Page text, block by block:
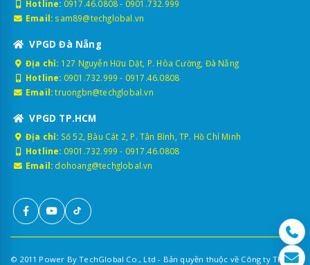
Hotline: 0917.46.0808- 0901.732.999
Email: sam89@techglobal.vn
VPGD Đà Nẵng
Địa chỉ: 127 Nguyễn Hữu Dật, P. Hòa Cường, Đà Nẵng
Hotline: 0901.732.999 - 0917.46.0808
Email: truongbn@techglobal.vn
VPGD TP.HCM
Địa chỉ: Số 52, Bàu Cát 2, P. Tân Bình, TP. Hồ Chí Minh
Hotline: 0901.732.999 - 0917.46.0808
Email: dohoang@techglobal.vn
© 2011 Power By TechGlobal Co., Ltd - Bản quyền thuộc về Công ty TNHH